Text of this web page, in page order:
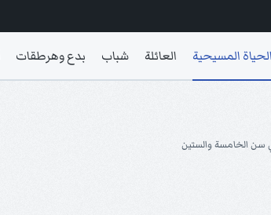
الحياة المسيحية العائلة شباب بدع وهرطقات
الخامسة والستين